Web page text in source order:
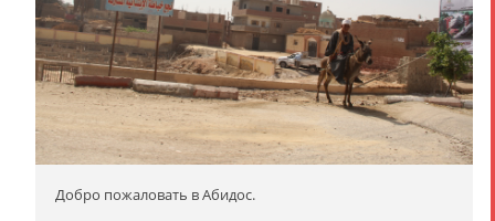
Добро пожаловать в Абидос.